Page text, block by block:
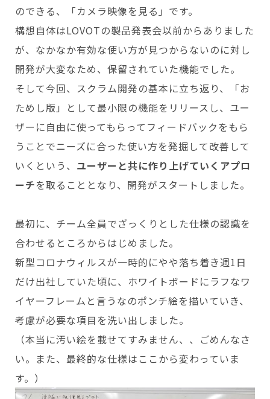
のできる、「カメラ映像を見る」です。
構想自体はLOVOTの製品発表会以前からありました
が、なかなか有効な使い方が見つからないのに対し
開発が大変なため、保留されていた機能でした。
そして今回、スクラム開発の基本に立ち返り、「お
ためし版」として最小限の機能をリリースし、ユー
ザーに自由に使ってもらってフィードバックをもら
うことでニーズに合った使い方を発掘して改善して
いくという、 ユーザーと共に作り上げていくアプロ
ーチを取ることとなり、開発がスタートしました。
最初に、チーム全員でざっくりとした仕様の認識を
合わせるところからはじめました。
新型コロナウィルスが一時的にやや落ち着き週1日
だけ出社していた頃に、ホワイトボードにラフなワ
イヤーフレームと言うなのポンチ絵を描いていき、
考慮が必要な項目を洗い出しました。
（本当に汚い絵を載せてすみません、、ごめんなさ
い。また、最終的な仕様はここから変わっていま
す。）